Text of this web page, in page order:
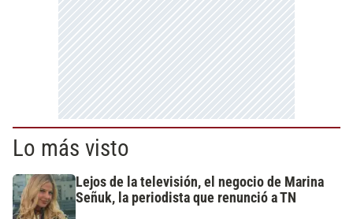
Lo más visto
Lejos de la televisión, el negocio de Marina
Señuk, la periodista que renunció a TN